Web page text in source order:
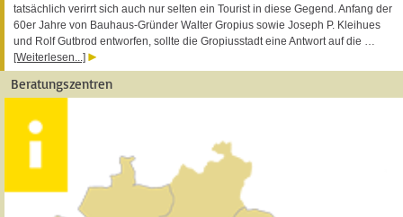
tatsächlich verirrt sich auch nur selten ein Tourist in diese Gegend. Anfang der
60er Jahre von Bauhaus-Gründer Walter Gropius sowie Joseph P. Kleihues
und Rolf Gutbrod entworfen, sollte die Gropiusstadt eine Antwort auf die …
[Weiterlesen...]
Beratungszentren